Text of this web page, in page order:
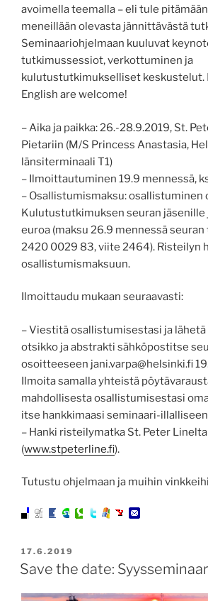
avoimella teemalla – eli tule
meneillään olevasta jännittävästä
Seminaariohjelmaan kuuluvat
tutkimussessiot, verkottuminen ja
kulutustutkimukselliset keskustelut.
English are welcome!
– Aika ja paikka: 26.-28.9.2019, St.
Pietariin (M/S Princess Anastasia,
länsiterminaali T1)
– Ilmoittautuminen 19.9 mennessä,
– Osallistumismaksu: osallistuminen
Kulutustutkimuksen seuran jäsenille
euroa (maksu 26.9 mennessä
2420 0029 83, viite 2464). Risteilyn
osallistumismaksuun.
Ilmoittaudu mukaan seuraavasti:
– Viestitä osallistumisestasi ja
otsikko ja abstrakti sähköpostitse
osoitteeseen jani.varpa@helsinki.fi
Ilmoita samalla yhteistä
mahdollisesta osallistumisestasi
itse hankkimaasi seminaari-
– Hanki risteilymatka St. Peter Linelta
(www.stpeterline.fi).
Tutustu ohjelmaan ja muihin
JULKAISTU
17.6.2019
Save the date: